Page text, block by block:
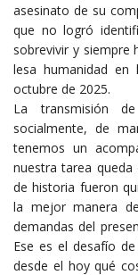
asesinato de su
que no logró
sobrevivir y
lesa humanidad
octubre de 2025.
La transmisión
socialmente, de
tenemos un
nuestra tarea queda
de historia fueron
la mejor manera
demandas del
Ese es el desafío
desde el hoy qué